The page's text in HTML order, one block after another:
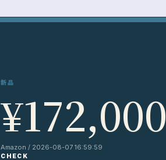
新品
¥172,000
Amazon / 2026-08-07 16:59:59
CHECK